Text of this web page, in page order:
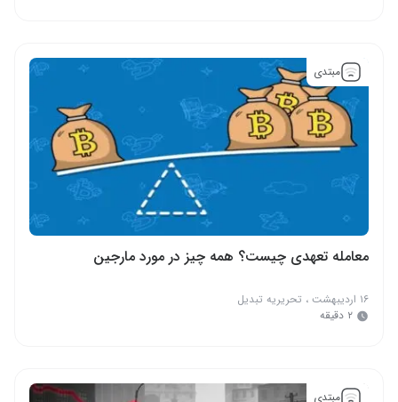
مبتدی
معامله تعهدی چیست؟ همه چیز در مورد مارجین
۱۶ اردیبهشت ، تحریریه تبدیل
۲ دقیقه
مبتدی